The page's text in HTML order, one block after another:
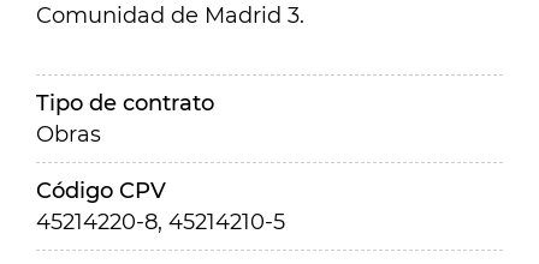
Comunidad de Madrid 3.
Tipo de contrato
Obras
Código CPV
45214220-8, 45214210-5